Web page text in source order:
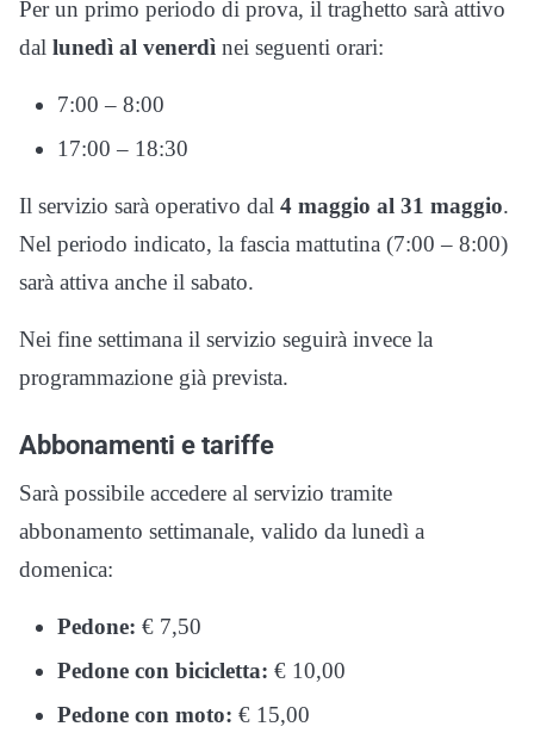
Per un primo periodo di prova, il traghetto sarà attivo
dal lunedì al venerdì nei seguenti orari:
7:00 – 8:00
17:00 – 18:30
Il servizio sarà operativo dal 4 maggio al 31 maggio.
Nel periodo indicato, la fascia mattutina (7:00 – 8:00)
sarà attiva anche il sabato.
Nei fine settimana il servizio seguirà invece la
programmazione già prevista.
Abbonamenti e tariffe
Sarà possibile accedere al servizio tramite
abbonamento settimanale, valido da lunedì a
domenica:
Pedone: € 7,50
Pedone con bicicletta: € 10,00
Pedone con moto: € 15,00